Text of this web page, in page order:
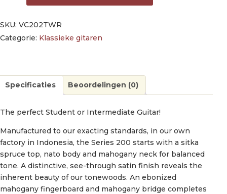
SKU: VC202TWR
Categorie: Klassieke gitaren
Specificaties Beoordelingen (0)
The perfect Student or Intermediate Guitar!
Manufactured to our exacting standards, in our own
factory in Indonesia, the Series 200 starts with a sitka
spruce top, nato body and mahogany neck for balanced
tone. A distinctive, see-through satin finish reveals the
inherent beauty of our tonewoods. An ebonized
mahogany fingerboard and mahogany bridge completes